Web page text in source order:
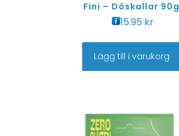
Fini – Döskallar 90g
15.95 kr
Lägg till i varukorg